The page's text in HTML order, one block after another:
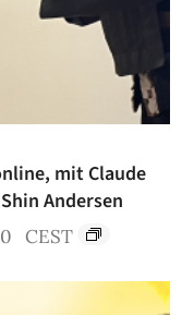
mit Claude
Andersen
CEST